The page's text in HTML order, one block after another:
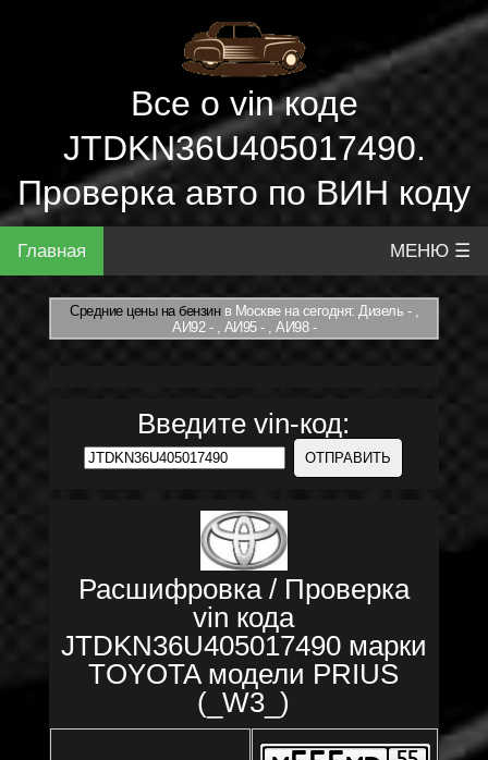
Все о vin коде
JTDKN36U405017490.
Проверка авто по ВИН коду
Главная МЕНЮ ☰
Средние цены на бензинв Москве на сегодня: Дизель - ,
АИ92 - , АИ95 - , АИ98 -
Введите vin-код:
Расшифровка / Проверка
vin кода
JTDKN36U405017490 марки
TOYOTA модели PRIUS
(_W3_)